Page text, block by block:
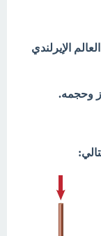
الإيرلندي
وحجمه.